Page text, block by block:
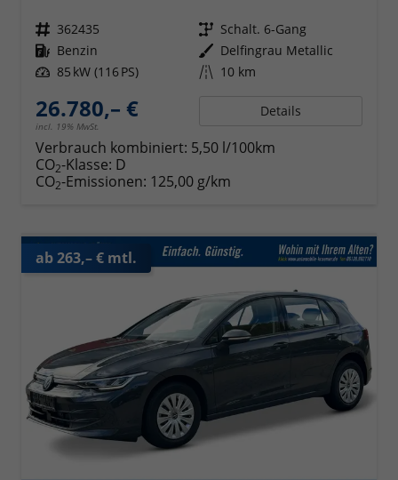
Fahrzeugnr. 362435 Getriebe Schalt. 6-Gang
Kraftstoff Benzin Außenfarbe Delfingrau Metallic
Leistung 85 kW (116 PS) Kilometerstand 10 km
26.780,– €
incl. 19% MwSt.
Details
Verbrauch kombiniert: 5,50 l/100km
CO2-Klasse: D
CO2-Emissionen: 125,00 g/km
ab 263,– € mtl.